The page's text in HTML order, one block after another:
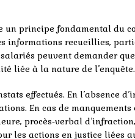
un principe fondamental du
informations recueillies,
peuvent demander
liée à la nature de l’enquête.
effectués. En l’absence
En cas de manquements
procès-verbal
les actions en justice liées